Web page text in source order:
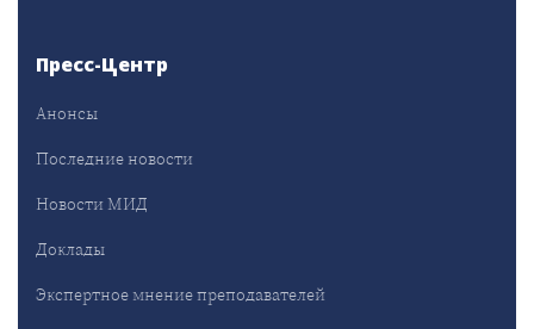
Пресс-Центр
Анонсы
Последние новости
Новости МИД
Доклады
Экспертное мнение преподавателей